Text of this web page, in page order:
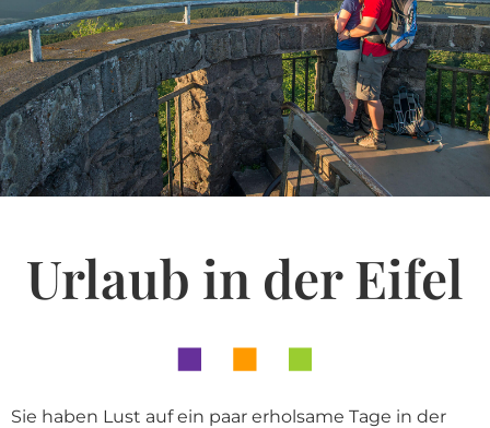
Urlaub in der Eifel
Sie haben Lust auf ein paar erholsame Tage in der